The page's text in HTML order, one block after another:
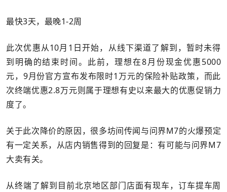
最快3天，最晚1-2周
此次优惠从10月1日开始，从线下渠道了解到，暂时未得
到明确的结束时间。此前，理想在8月份现金优惠5000
元，9月份官方宣布发布限时1万元的保险补贴政策，而此
次终端优惠2.8万元则属于理想有史以来最大的优惠促销力
度了。
关于此次降价的原因，很多坊间传闻与问界M7的火爆预定
有一定关系，从店内销售得到的回复是：有可能与问界M7
大卖有关。
从终端了解到目前北京地区部门店面有现车，订车提车周